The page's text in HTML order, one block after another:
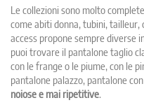
Le collezioni sono molto
come abiti donna, tubini, tailleur,
access propone sempre diverse
puoi trovare il pantalone taglio
con le frange o le piume, con le
pantalone palazzo, pantalone
noiose e mai ripetitive.